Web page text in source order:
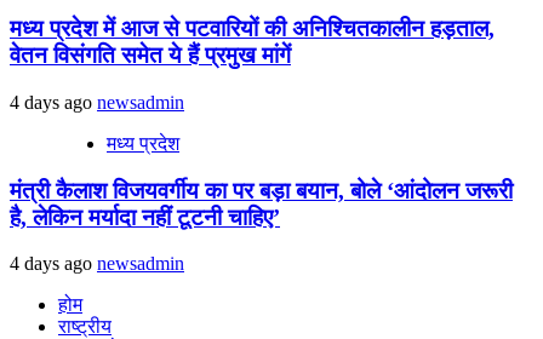
मध्य प्रदेश में आज से पटवारियों की अनिश्चितकालीन हड़ताल,
वेतन विसंगति समेत ये हैं प्रमुख मांगें
4 days ago newsadmin
मध्य प्रदेश
मंत्री कैलाश विजयवर्गीय का पर बड़ा बयान, बोले ‘आंदोलन जरूरी
है, लेकिन मर्यादा नहीं टूटनी चाहिए’
4 days ago newsadmin
होम
राष्ट्रीय